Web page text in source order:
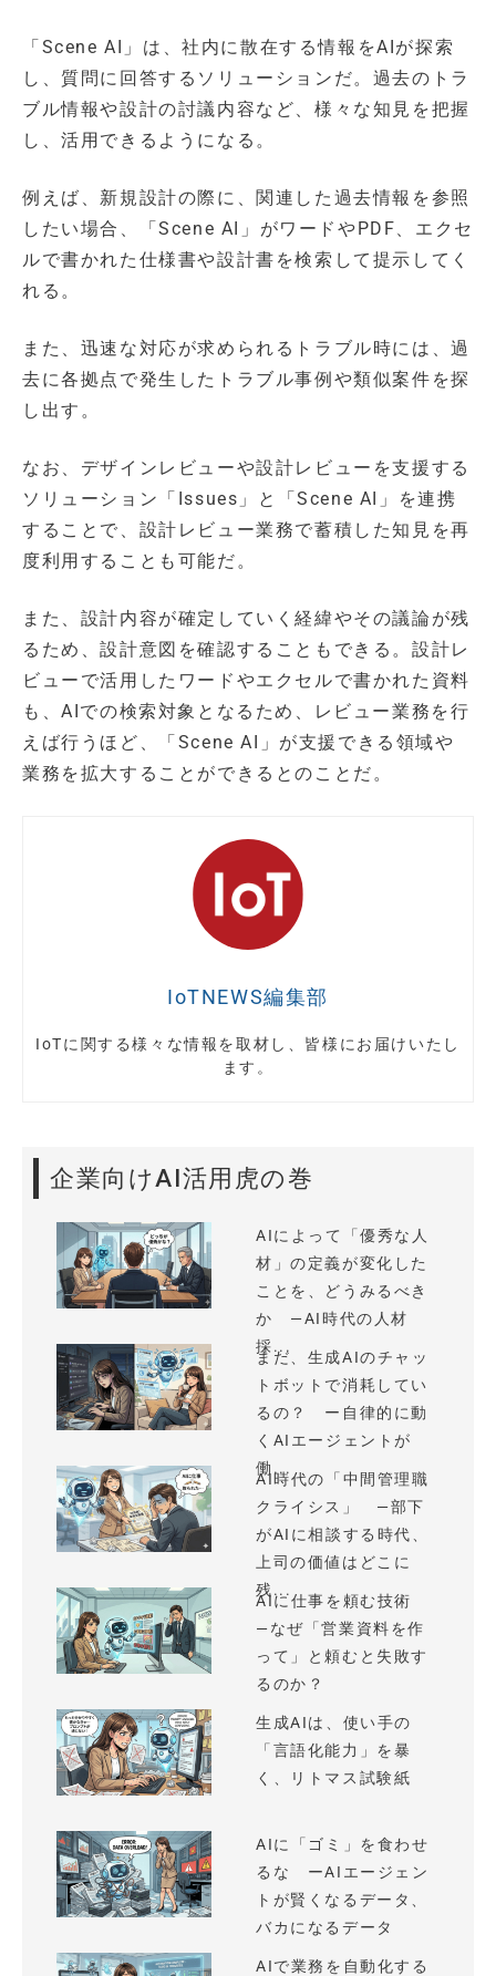
「Scene AI」は、社内に散在する情報をAIが探索
し、質問に回答するソリューションだ。過去のトラ
ブル情報や設計の討議内容など、様々な知見を把握
し、活用できるようになる。
例えば、新規設計の際に、関連した過去情報を参照
したい場合、「Scene AI」がワードやPDF、エクセ
ルで書かれた仕様書や設計書を検索して提示してく
れる。
また、迅速な対応が求められるトラブル時には、過
去に各拠点で発生したトラブル事例や類似案件を探
し出す。
なお、デザインレビューや設計レビューを支援する
ソリューション「Issues」と「Scene AI」を連携
することで、設計レビュー業務で蓄積した知見を再
度利用することも可能だ。
また、設計内容が確定していく経緯やその議論が残
るため、設計意図を確認することもできる。設計レ
ビューで活用したワードやエクセルで書かれた資料
も、AIでの検索対象となるため、レビュー業務を行
えば行うほど、「Scene AI」が支援できる領域や
業務を拡大することができるとのことだ。
IoTNEWS編集部
IoTに関する様々な情報を取材し、皆様にお届けいたし
ます。
企業向けAI活用虎の巻
AIによって「優秀な人
材」の定義が変化した
ことを、どうみるべき
か —AI時代の人材
採...
まだ、生成AIのチャッ
トボットで消耗してい
るの？ ー自律的に動
くAIエージェントが
働...
AI時代の「中間管理職
クライシス」 —部下
がAIに相談する時代、
上司の価値はどこに
残...
AIに仕事を頼む技術
—なぜ「営業資料を作
って」と頼むと失敗す
るのか？
生成AIは、使い手の
「言語化能力」を暴
く、リトマス試験紙
AIに「ゴミ」を食わせ
るな ーAIエージェン
トが賢くなるデータ、
バカになるデータ
AIで業務を自動化する